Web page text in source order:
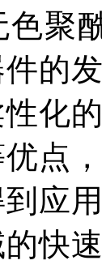
色聚
的
化
点
应
快